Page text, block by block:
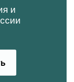
— ESG
«у них»
и